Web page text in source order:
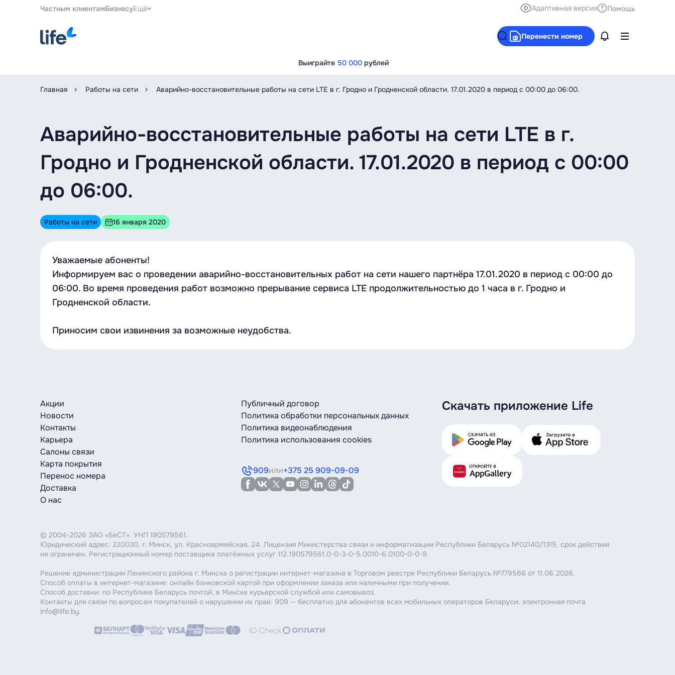
Частным клиентамБизнесуЕщё Адаптивная версия Помощь
Перенести номер
Выиграйте 50 000 рублей
Главная Работы на сети Аварийно-восстановительные работы на сети LTE в г. Гродно и Гродненской области. 17.01.2020 в период с 00:00 до 06:00.
Аварийно-восстановительные работы на сети LTE в г.
Гродно и Гродненской области. 17.01.2020 в период с 00:00
до 06:00.
Работы на сети 16 января 2020
Уважаемые абоненты!
Информируем вас о проведении аварийно-восстановительных работ на сети нашего партнёра 17.01.2020 в период с 00:00 до
06:00. Во время проведения работ возможно прерывание сервиса LTE продолжительностью до 1 часа в г. Гродно и
Гродненской области.
Приносим свои извинения за возможные неудобства.
Акции
Новости
Контакты
Карьера
Салоны связи
Карта покрытия
Перенос номера
Доставка
О нас
Публичный договор
Политика обработки персональных данных
Политика видеонаблюдения
Политика использования cookies
909или+375 25 909-09-09
Скачать приложение Life
© 2004-2026 ЗАО «БеСТ». УНП 190579561.
Юридический адрес: 220030, г. Минск, ул. Красноармейская, 24. Лицензия Министерства связи и информатизации Республики Беларусь №02140/1315, срок действия
не ограничен. Регистрационный номер поставщика платёжных услуг 112.190579561.0-0-3-0-5.0010-6.0100-0-0-9.
Решение администрации Ленинского района г. Минска о регистрации интернет-магазина в Торговом реестре Республики Беларусь №779566 от 11.06.2026.
Способ оплаты в интернет-магазине: онлайн банковской картой при оформлении заказа или наличными при получении.
Способ доставки: по Республике Беларусь почтой, в Минске курьерской службой или самовывоз.
Контакты для связи по вопросам покупателей о нарушении их прав: 909 — бесплатно для абонентов всех мобильных операторов Беларуси; электронная почта
info@life.by.